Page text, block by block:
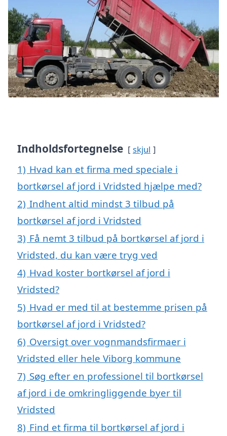
Indholdsfortegnelse skjul
1) Hvad kan et firma med speciale i
bortkørsel af jord i Vridsted hjælpe med?
2) Indhent altid mindst 3 tilbud på
bortkørsel af jord i Vridsted
3) Få nemt 3 tilbud på bortkørsel af jord i
Vridsted, du kan være tryg ved
4) Hvad koster bortkørsel af jord i
Vridsted?
5) Hvad er med til at bestemme prisen på
bortkørsel af jord i Vridsted?
6) Oversigt over vognmandsfirmaer i
Vridsted eller hele Viborg kommune
7) Søg efter en professionel til bortkørsel
af jord i de omkringliggende byer til
Vridsted
8) Find et firma til bortkørsel af jord i